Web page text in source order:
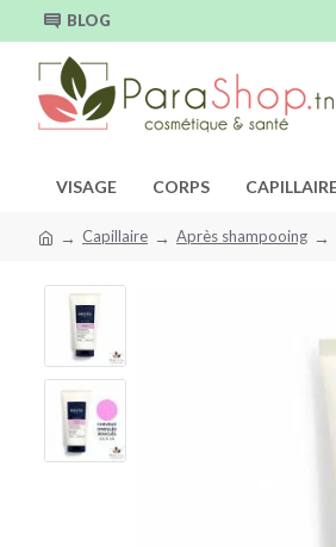
BLOG
VISAGE CORPS
Capillaire Après shampooing